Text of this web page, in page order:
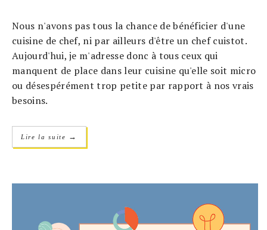
Nous n'avons pas tous la chance de bénéficier d'une
cuisine de chef, ni par ailleurs d'être un chef cuistot.
Aujourd'hui, je m'adresse donc à tous ceux qui
manquent de place dans leur cuisine qu'elle soit micro
ou désespérément trop petite par rapport à nos vrais
besoins.
Lire la suite →